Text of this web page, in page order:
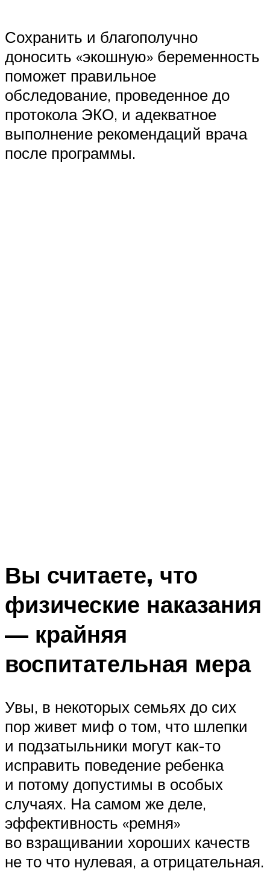
Сохранить и благополучно
доносить «экошную» беременность
поможет правильное
обследование, проведенное до
протокола ЭКО, и адекватное
выполнение рекомендаций врача
после программы.
Вы считаете, что
физические наказания
— крайняя
воспитательная мера
Увы, в некоторых семьях до сих
пор живет миф о том, что шлепки
и подзатыльники могут как-то
исправить поведение ребенка
и потому допустимы в особых
случаях. На самом же деле,
эффективность «ремня»
во взращивании хороших качеств
не то что нулевая, а отрицательная.